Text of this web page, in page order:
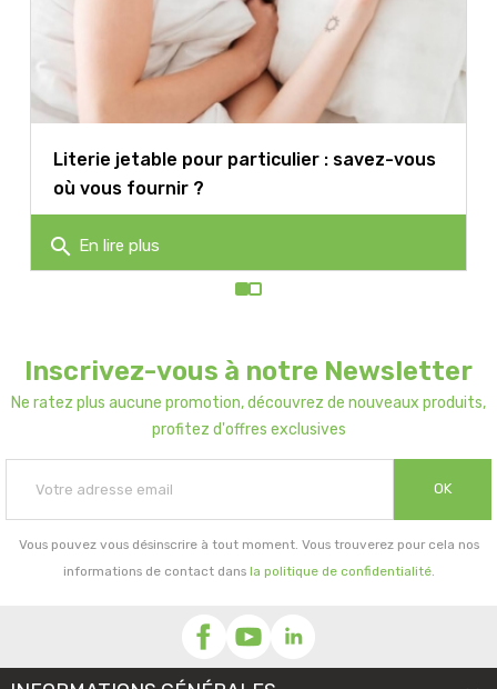
Literie jetable pour particulier : savez-vous
où vous fournir ?
search En lire plus
Inscrivez-vous à notre Newsletter
Ne ratez plus aucune promotion, découvrez de nouveaux produits,
profitez d'offres exclusives
OK
Vous pouvez vous désinscrire à tout moment. Vous trouverez pour cela nos
informations de contact dans la politique de confidentialité.